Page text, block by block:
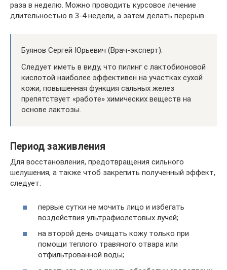
раза в неделю. Можно проводить курсовое лечение
длительностью в 3-4 недели, а затем делать перерыв.
Буянов Сергей Юрьевич (Врач-эксперт):
Следует иметь в виду, что пилинг с лактобионовой
кислотой наиболее эффективен на участках сухой
кожи, повышенная функция сальных желез
препятствует «работе» химических веществ на
основе лактозы.
Период заживления
Для восстановления, предотвращения сильного
шелушения, а также чтоб закрепить полученный эффект,
следует:
первые сутки не мочить лицо и избегать
воздействия ультрафиолетовых лучей;
на второй день очищать кожу только при
помощи теплого травяного отвара или
отфильтрованной воды;